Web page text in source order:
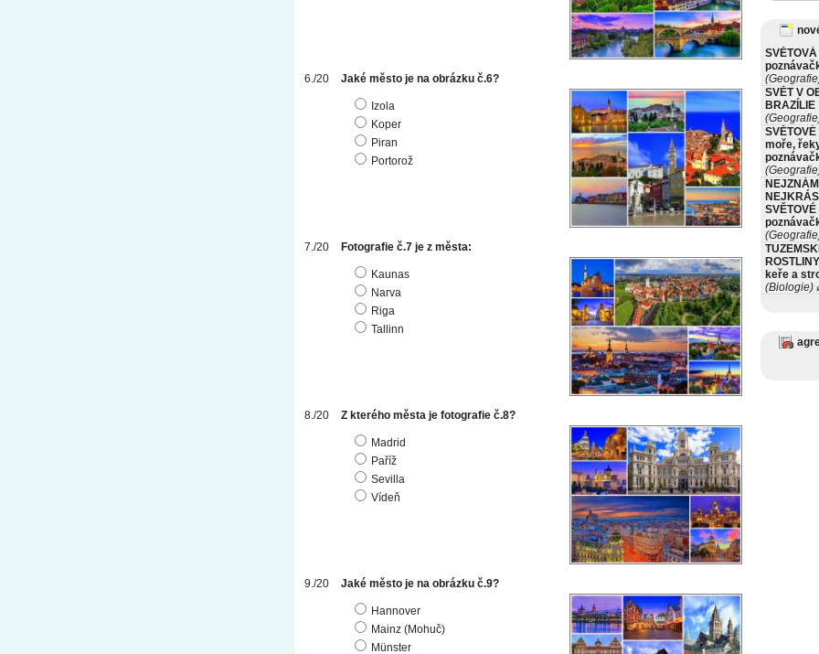
Jaké město je na obrázku č.6?
Izola
Koper
Piran
Portorož
Fotografie č.7 je z města:
Kaunas
Narva
Riga
Tallinn
Z kterého města je fotografie č.8?
Madrid
Paříž
Sevilla
Vídeň
Jaké město je na obrázku č.9?
Hannover
Mainz (Mohuč)
Münster
SVĚT V
BRAZÍLIE
moře,
keře a
(Biologie)